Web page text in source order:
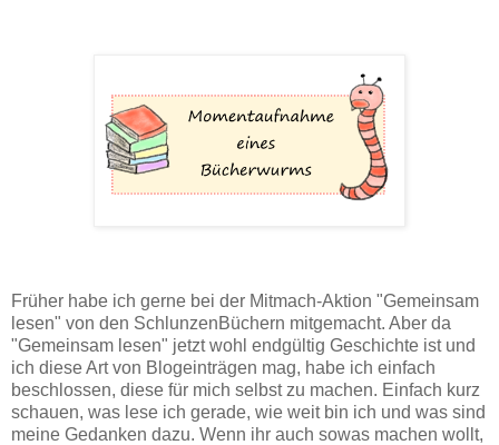
Früher habe ich gerne bei der Mitmach-Aktion "Gemeinsam
lesen" von den SchlunzenBüchern mitgemacht. Aber da
"Gemeinsam lesen" jetzt wohl endgültig Geschichte ist und
ich diese Art von Blogeinträgen mag, habe ich einfach
beschlossen, diese für mich selbst zu machen. Einfach kurz
schauen, was lese ich gerade, wie weit bin ich und was sind
meine Gedanken dazu. Wenn ihr auch sowas machen wollt,